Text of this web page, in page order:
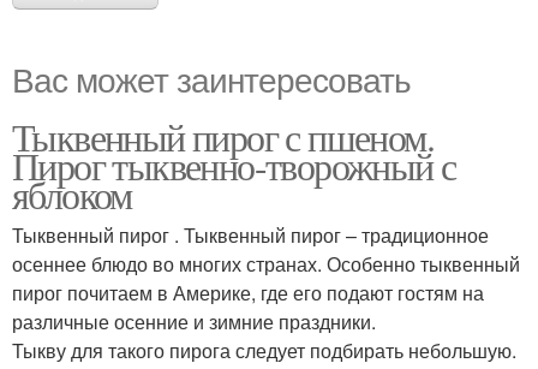
Вас может заинтересовать
Тыквенный пирог с пшеном.
Пирог тыквенно-творожный с
яблоком
Тыквенный пирог . Тыквенный пирог – традиционное
осеннее блюдо во многих странах. Особенно тыквенный
пирог почитаем в Америке, где его подают гостям на
различные осенние и зимние праздники.
Тыкву для такого пирога следует подбирать небольшую.